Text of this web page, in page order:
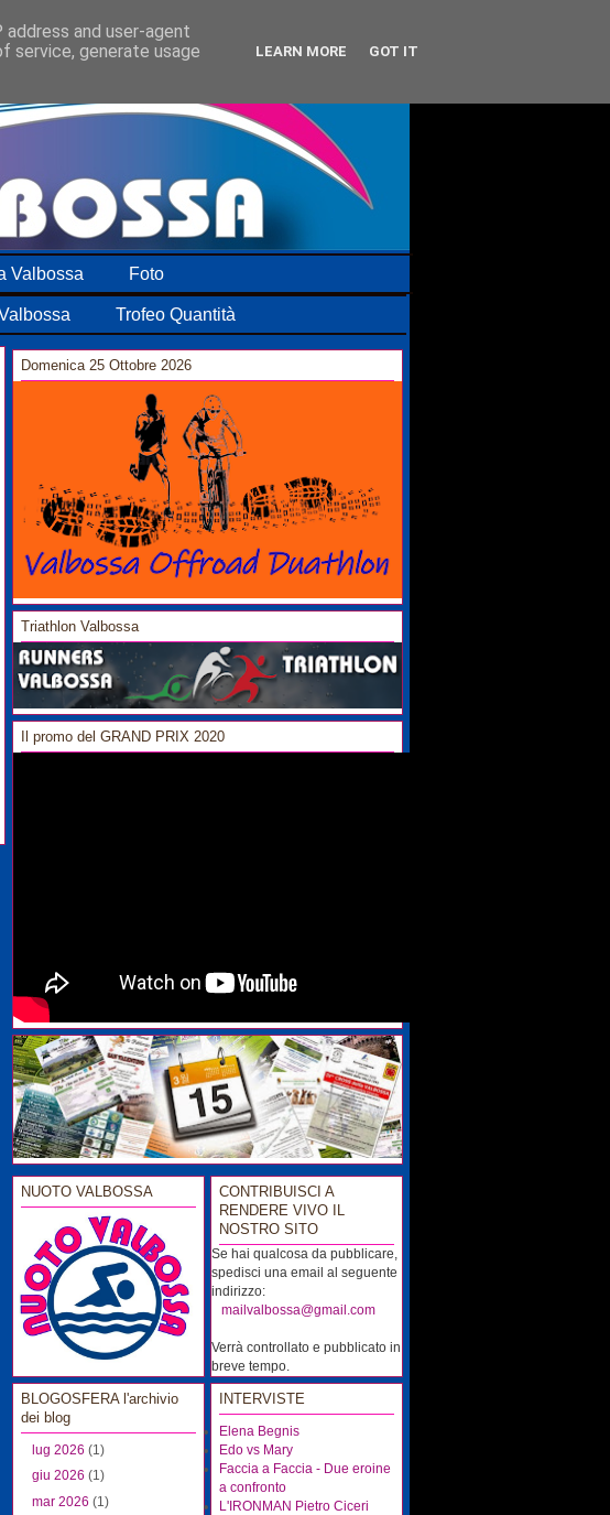
Valbossa Foto
Trofeo Quantità
Domenica 25 Ottobre 2026
Triathlon Valbossa
Il promo del GRAND PRIX 2020
NUOTO VALBOSSA
BLOGOSFERA l'archivio
dei blog
lug 2026 (1)
giu 2026 (1)
mar 2026 (1)
CONTRIBUISCI A
RENDERE VIVO IL
NOSTRO SITO
Se hai qualcosa da pubblicare,
spedisci una email al seguente
indirizzo:
mailvalbossa@gmail.com
Verrà controllato e pubblicato in
breve tempo.
INTERVISTE
Elena Begnis
Edo vs Mary
Faccia a Faccia - Due eroine
a confronto
L'IRONMAN Pietro Ciceri
and user-agent
service, generate usage
LEARN MORE GOT IT